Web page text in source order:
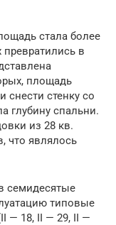
стала более
в
площадь
стенку со
глубину спальни.
из 28 кв.
что являлось
семидесятые
типовые
— 18, II — 29, II —